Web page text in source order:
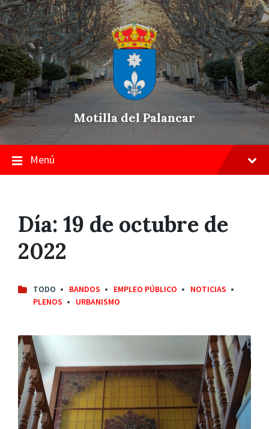
Skip
to
content
Saltar
a
la
navegación
principal
Saltar
a
pie
de
página
Motilla del Palancar
Menú
Día: 19 de octubre de
2022
TODO BANDOS EMPLEO PÚBLICO
NOTICIAS
PLENOS
URBANISMO
Leer
más